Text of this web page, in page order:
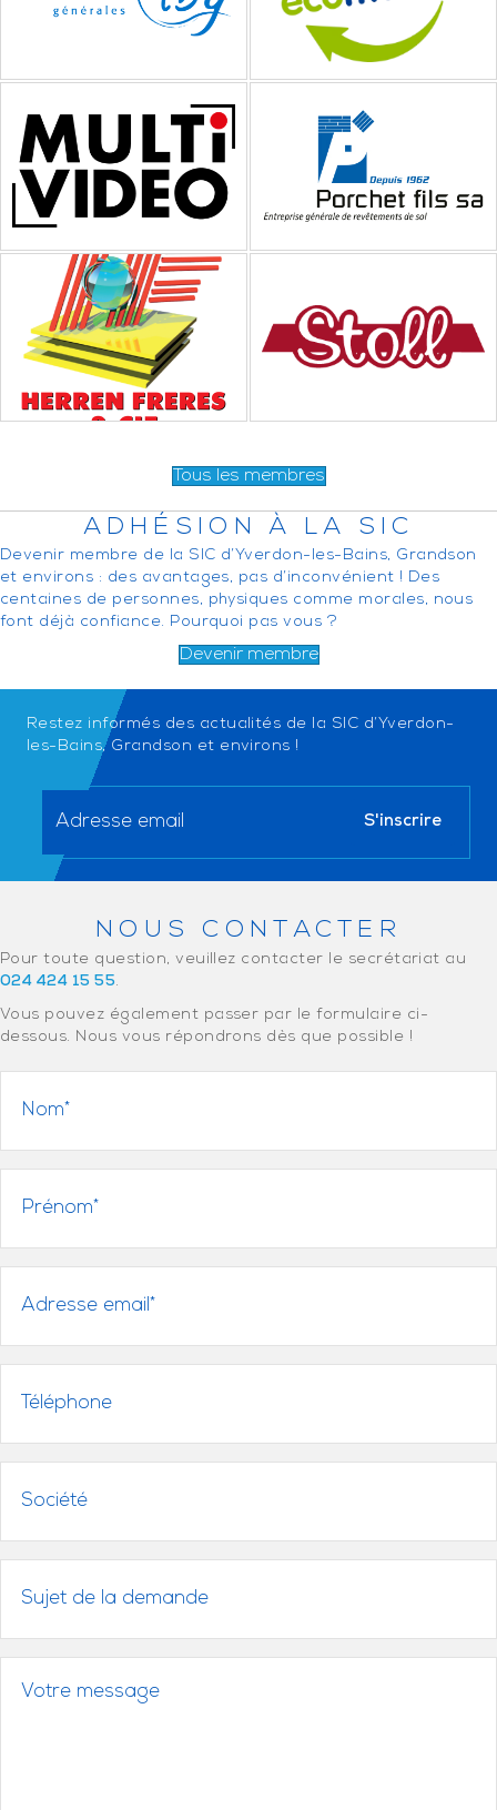
Tous les membres
ADHÉSION À LA SIC
Devenir membre de la SIC d’Yverdon-les-Bains, Grandson
et environs : des avantages, pas d’inconvénient ! Des
centaines de personnes, physiques comme morales, nous
font déjà confiance. Pourquoi pas vous ?
Devenir membre
Restez informés des actualités de la SIC d’Yverdon-
les-Bains, Grandson et environs !
NOUS CONTACTER
Pour toute question, veuillez contacter le secrétariat au
024 424 15 55.
Vous pouvez également passer par le formulaire ci-
dessous. Nous vous répondrons dès que possible !